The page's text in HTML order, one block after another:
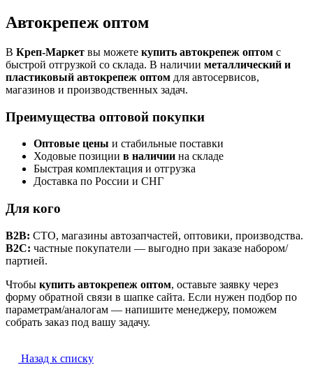
Автокрепеж оптом
В Креп-Маркет вы можете купить автокрепеж оптом с
быстрой отгрузкой со склада. В наличии металлический и
пластиковый автокрепеж оптом для автосервисов,
магазинов и производственных задач.
Преимущества оптовой покупки
Оптовые цены и стабильные поставки
Ходовые позиции в наличии на складе
Быстрая комплектация и отгрузка
Доставка по России и СНГ
Для кого
B2B: СТО, магазины автозапчастей, оптовики, производства.
B2C: частные покупатели — выгодно при заказе набором/
партией.
Чтобы купить автокрепеж оптом, оставьте заявку через
форму обратной связи в шапке сайта. Если нужен подбор по
параметрам/аналогам — напишите менеджеру, поможем
собрать заказ под вашу задачу.
Назад к списку